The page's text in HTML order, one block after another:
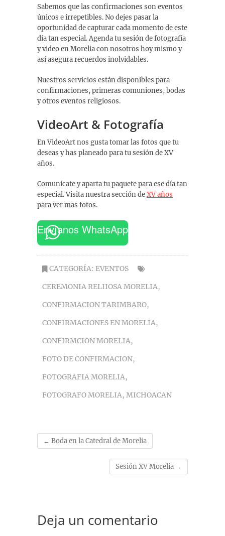
Sabemos que las confirmaciones son eventos
únicos e irrepetibles. No dejes pasar la
oportunidad de capturar cada momento de este
día tan especial. Agenda tu sesión de fotografía
y video en Morelia con nosotros hoy mismo y
así asegura recuerdos inolvidables.
Nuestros servicios están disponibles para
confirmaciones, primeras comuniones, bodas
y otros eventos religiosos.
VideoArt & Fotografía
En VideoArt nos gusta tomar las fotos que tu
deseas y has planeado para tu sesión de XV
años.
Comunícate y aparta tu paquete para ese día tan
especial. Visita nuestra sección deXV años
para ver mas fotos.
Envíanos WhatsApp
CATEGORÍA: EVENTOS
CEREMONIA RELIIOSA MORELIA,
CONFIRMACION TARIMBARO,
CONFIRMACIONES EN MORELIA,
CONFIRMCION MORELIA,
FOTO DE CONFIRMACION,
FOTOGRAFIA MORELIA,
FOTOGRAFO MORELIA, MICHOACAN
← Boda en la Catedral de Morelia
Sesión XV Morelia →
Deja un comentario